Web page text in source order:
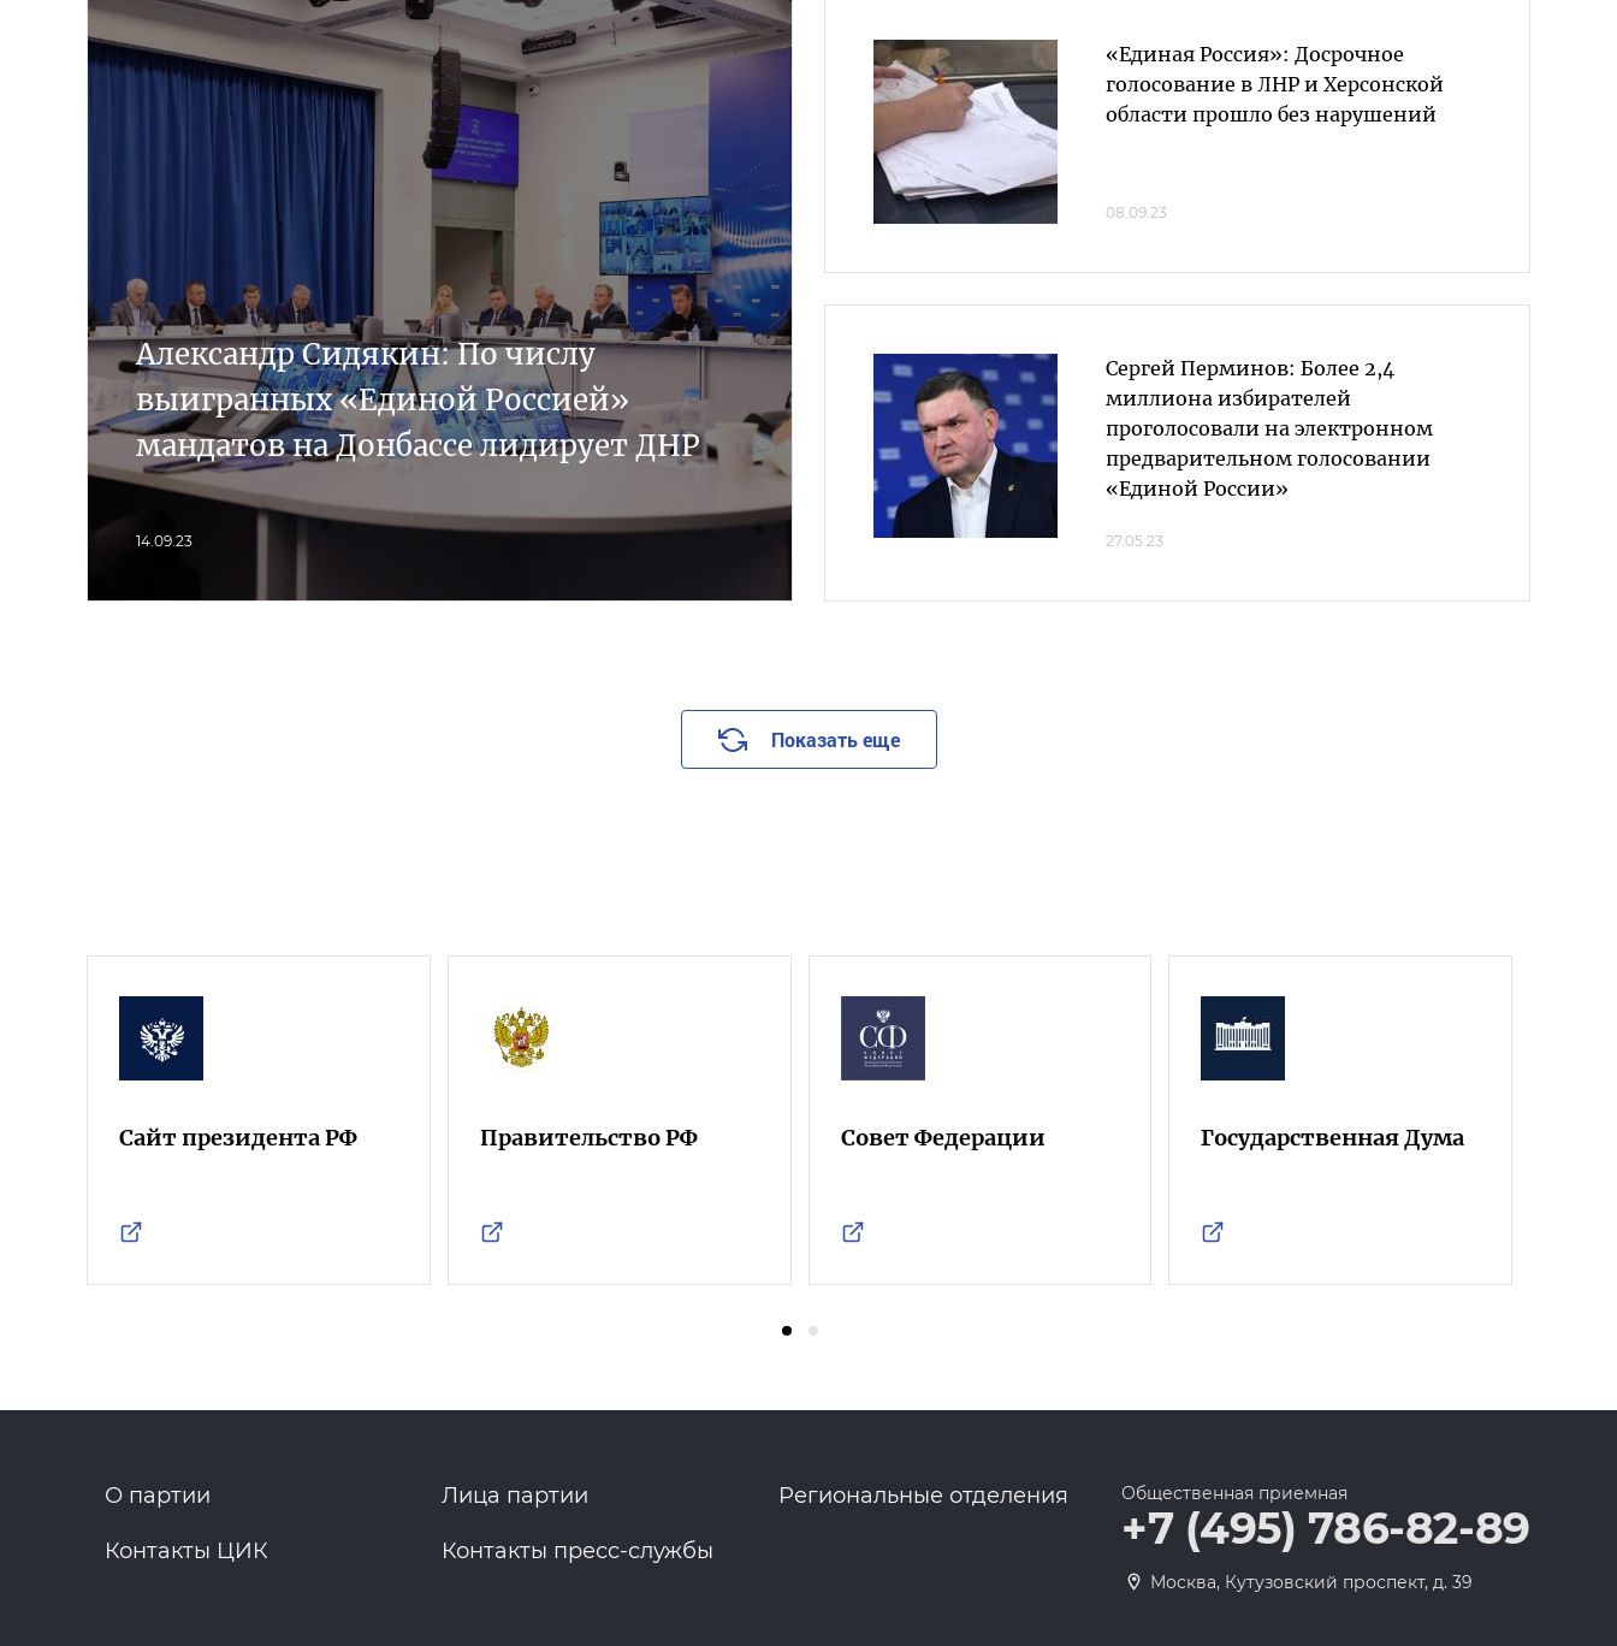
Александр Сидякин: По числу
выигранных «Единой Россией»
мандатов на Донбассе лидирует ДНР
14.09.23
«Единая Россия»: Досрочное
голосование в ЛНР и Херсонской
области прошло без нарушений
08.09.23
Сергей Перминов: Более 2,4
миллиона избирателей
проголосовали на электронном
предварительном голосовании
«Единой России»
27.05.23
Показать еще
Сайт президента РФ Правительство РФ Совет Федерации Государственная Дума
О партии Лица партии Региональные отделения
Контакты ЦИК Контакты пресс-службы
Общественная приемная
+7 (495) 786-82-89
Москва, Кутузовский проспект, д. 39